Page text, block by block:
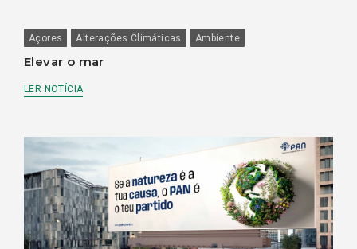
Açores Alterações Climáticas Ambiente
Elevar o mar
LER NOTÍCIA